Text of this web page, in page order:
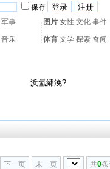
保存
军事 图片 女性 文化 事件
音乐 体育 文学 探索 奇闻
下一页 末 页 共0